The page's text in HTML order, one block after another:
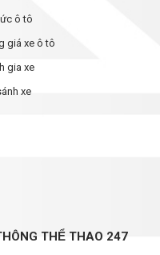
ô tô
giá xe ô tô
gia xe
xe
THỂ THAO 247